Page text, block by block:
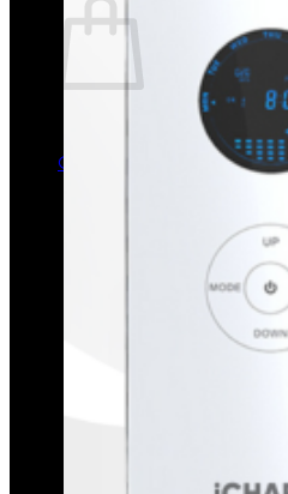
Chưa có sản
Quay trở lại cửa hàng